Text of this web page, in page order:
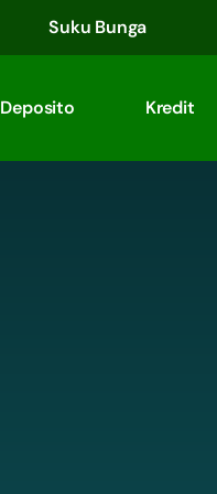
Suku Bunga
Deposito Kredit